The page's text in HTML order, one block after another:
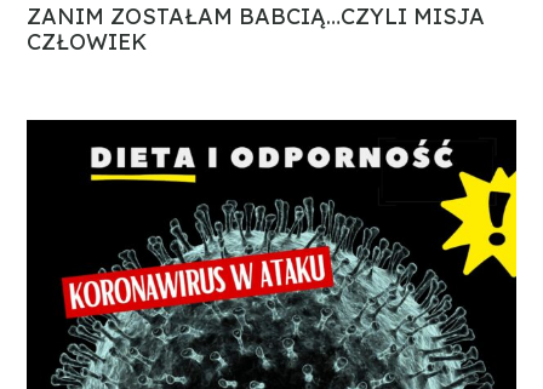
ZANIM ZOSTAŁAM BABCIĄ…CZYLI MISJA
CZŁOWIEK